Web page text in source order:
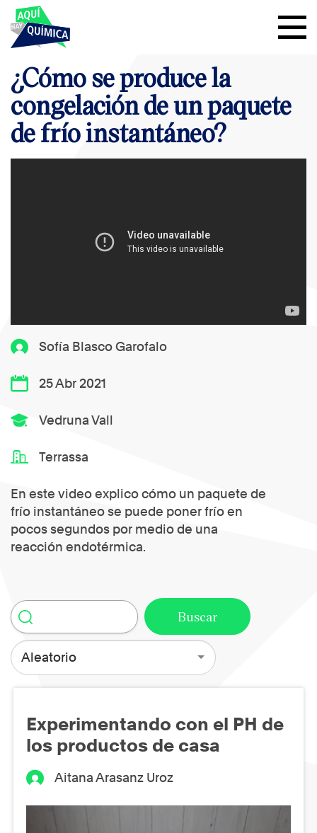
Sofía Blasco Garofalo
25 Abr 2021
Vedruna Vall
Terrassa
En este video explico cómo un paquete de
frío instantáneo se puede poner frío en
pocos segundos por medio de una
reacción endotérmica.
¿Cómo se produce la
congelación de un paquete
de frío instantáneo?
Aleatorio
Experimentando con el PH de
los productos de casa
Aitana Arasanz Uroz